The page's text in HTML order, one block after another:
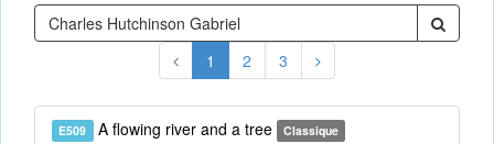
1 2 3
E509 A flowing river and a tree Classique